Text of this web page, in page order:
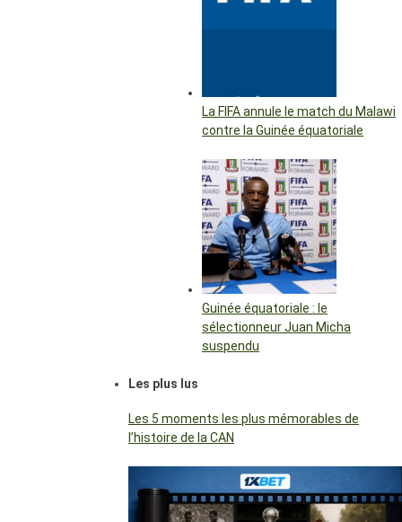
La FIFA annule le match du Malawi
contre la Guinée équatoriale
Guinée équatoriale : le
sélectionneur Juan Micha
suspendu
Les plus lus
Les 5 moments les plus mémorables de
l’histoire de la CAN